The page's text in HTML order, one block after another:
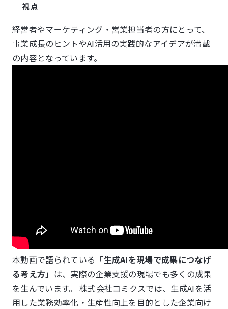
視点
経営者やマーケティング・営業担当者の方にとって、
事業成長のヒントやAI活用の実践的なアイデアが満載
の内容となっています。
本動画で語られている 「生成AIを現場で成果につなげ
る考え方」 は、実際の企業支援の現場でも多くの成果
を生んでいます。
株式会社コミクスでは、生成AIを活
用した業務効率化・生産性向上を目的とした企業向け